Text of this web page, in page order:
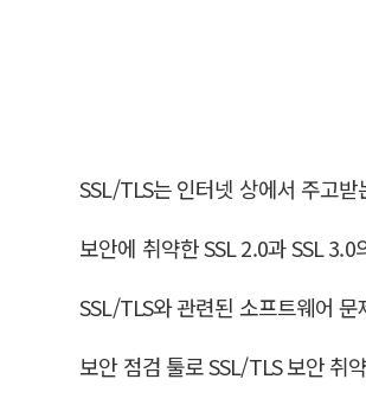
SSL/TLS는 인터넷 상에서 주고
보안에 취약한 SSL 2.0과 SSL
SSL/TLS와 관련된 소프트웨어
보안 점검 툴로 SSL/TLS 보안 취